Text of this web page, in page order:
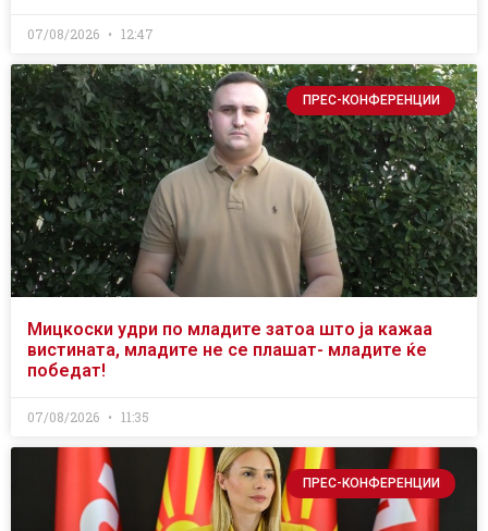
07/08/2026 12:47
ПРЕС-КОНФЕРЕНЦИИ
Мицкоски удри по младите затоа што ја кажаа
вистината, младите не се плашат- младите ќе
победат!
07/08/2026 11:35
ПРЕС-КОНФЕРЕНЦИИ